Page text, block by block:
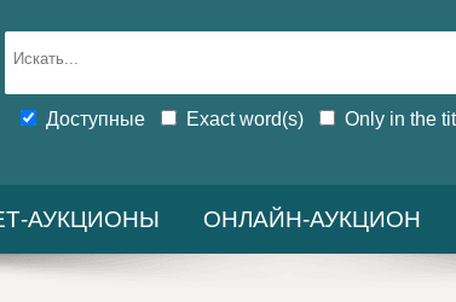
Доступные Exact word(s) Only in the
АУКЦИОНЫ ОНЛАЙН-АУКЦИОН